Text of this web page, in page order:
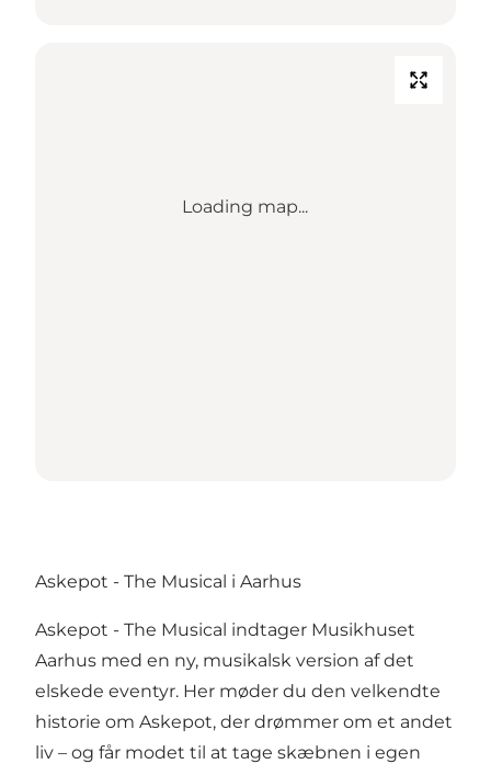
Loading map...
Askepot - The Musical i Aarhus
Askepot - The Musical indtager Musikhuset
Aarhus med en ny, musikalsk version af det
elskede eventyr. Her møder du den velkendte
historie om Askepot, der drømmer om et andet
liv – og får modet til at tage skæbnen i egen